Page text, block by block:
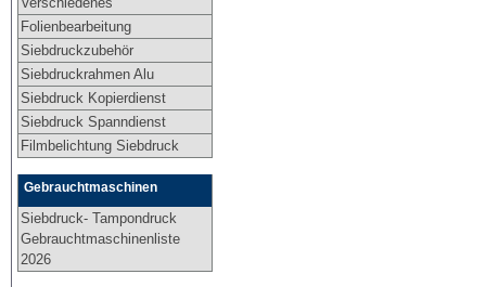
Folienbearbeitung
Siebdruckzubehör
Siebdruckrahmen Alu
Siebdruck Kopierdienst
Siebdruck Spanndienst
Filmbelichtung Siebdruck
Gebrauchtmaschinen
Siebdruck- Tampondruck
Gebrauchtmaschinenliste
2026